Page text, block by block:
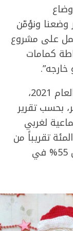
وضعنا ونؤمّن
على مشروع
كمامات
وارتفعت نسبة الفقر في لبنان، خلال العام 2021،
بحسب تقرير
لغربي
إذ طال الفقر 74 في المئة تقريباً من
مجموع السكان في لبنان، بعدما سجل 55% في